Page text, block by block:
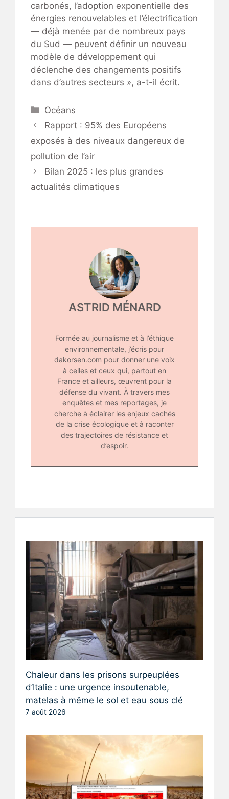
carbonés, l’adoption exponentielle des
énergies renouvelables et l’électrification
— déjà menée par de nombreux pays
du Sud — peuvent définir un nouveau
modèle de développement qui
déclenche des changements positifs
dans d’autres secteurs », a-t-il écrit.
Catégories
Océans
Rapport : 95% des Européens
exposés à des niveaux dangereux de
pollution de l’air
Bilan 2025 : les plus grandes
actualités climatiques
ASTRID MÉNARD
Formée au journalisme et à l’éthique
environnementale, j’écris pour
dakorsen.com pour donner une voix
à celles et ceux qui, partout en
France et ailleurs, œuvrent pour la
défense du vivant. À travers mes
enquêtes et mes reportages, je
cherche à éclairer les enjeux cachés
de la crise écologique et à raconter
des trajectoires de résistance et
d’espoir.
Chaleur dans les prisons surpeuplées
d’Italie : une urgence insoutenable,
matelas à même le sol et eau sous clé
7 août 2026